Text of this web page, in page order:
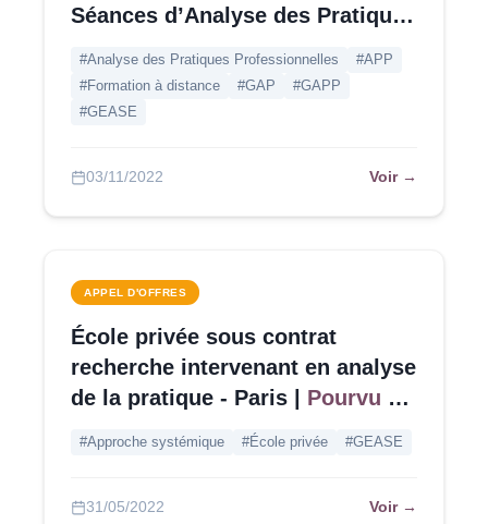
Séances d’Analyse des Pratiques
la méthodologie GEASE
#Analyse des Pratiques Professionnelles
#APP
#Formation à distance
#GAP
#GAPP
#GEASE
03/11/2022 Voir →
APPEL D'OFFRES
École privée sous contrat
recherche intervenant en analyse
de la pratique - Paris | Pourvu en
#Approche systémique #École privée #GEASE
31/05/2022 Voir →